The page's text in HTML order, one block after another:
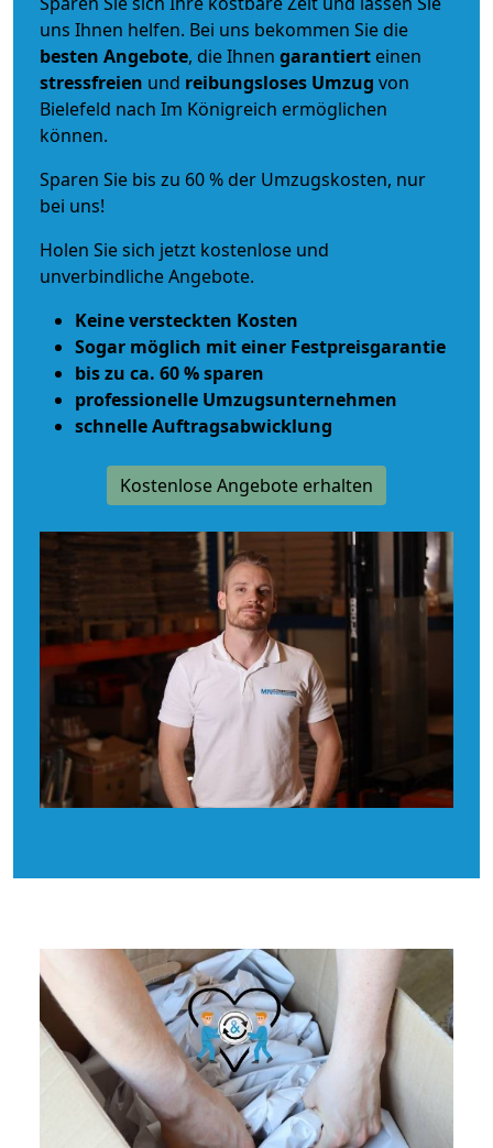
uns Ihnen helfen. Bei uns bekommen Sie die
besten Angebote, die Ihnen garantiert einen
stressfreien und reibungsloses Umzug von
Bielefeld nach Im Königreich ermöglichen
können.
Sparen Sie bis zu 60 % der Umzugskosten, nur
bei uns!
Holen Sie sich jetzt kostenlose und
unverbindliche Angebote.
Keine versteckten Kosten
Sogar möglich mit einer Festpreisgarantie
bis zu ca. 60 % sparen
professionelle Umzugsunternehmen
schnelle Auftragsabwicklung
Kostenlose Angebote erhalten